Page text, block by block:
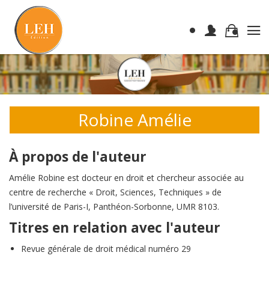
Robine Amélie
À propos de l'auteur
Amélie Robine est docteur en droit et chercheur associée au
centre de recherche « Droit, Sciences, Techniques » de
l’université de Paris-I, Panthéon-Sorbonne, UMR 8103.
Titres en relation avec l'auteur
Revue générale de droit médical numéro 29